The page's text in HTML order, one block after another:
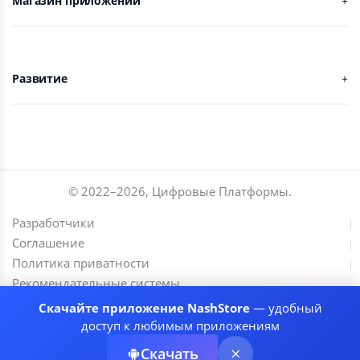
Развитие
© 2022–2026, Цифровые Платформы.
Разработчики
Соглашение
Политика приватности
Рекомендательные системы
Скачайте приложение NashStore— удобный
доступ к любимым приложениям
Скачать